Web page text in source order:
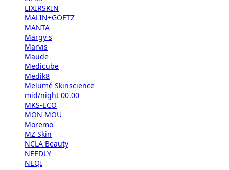
LIXIRSKIN
MALIN+GOETZ
MANTA
Margy's
Marvis
Maude
Medicube
Medik8
Melumé Skinscience
mid/night 00.00
MKS-ECO
MON MOU
Moremo
MZ Skin
NCLA Beauty
NEEDLY
NEQI